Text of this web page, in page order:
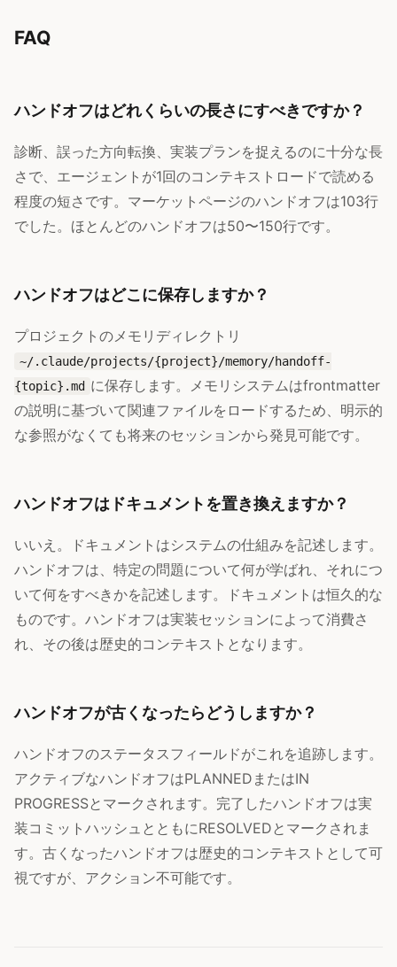
FAQ
ハンドオフはどれくらいの長さにすべきですか？
診断、誤った方向転換、実装プランを捉えるのに十分な長
さで、エージェントが1回のコンテキストロードで読める
程度の短さです。マーケットページのハンドオフは103行
でした。ほとんどのハンドオフは50〜150行です。
ハンドオフはどこに保存しますか？
プロジェクトのメモリディレクトリ
~/.claude/projects/{project}/memory/handoff-
{topic}.md に保存します。メモリシステムはfrontmatter
の説明に基づいて関連ファイルをロードするため、明示的
な参照がなくても将来のセッションから発見可能です。
ハンドオフはドキュメントを置き換えますか？
いいえ。ドキュメントはシステムの仕組みを記述します。
ハンドオフは、特定の問題について何が学ばれ、それにつ
いて何をすべきかを記述します。ドキュメントは恒久的な
ものです。ハンドオフは実装セッションによって消費さ
れ、その後は歴史的コンテキストとなります。
ハンドオフが古くなったらどうしますか？
ハンドオフのステータスフィールドがこれを追跡します。
アクティブなハンドオフはPLANNEDまたはIN
PROGRESSとマークされます。完了したハンドオフは実
装コミットハッシュとともにRESOLVEDとマークされま
す。古くなったハンドオフは歴史的コンテキストとして可
視ですが、アクション不可能です。